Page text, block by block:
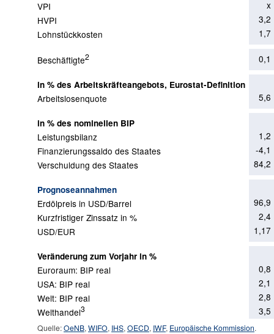
VPI
x
HVPI
3,2
Lohnstückkosten
1,7
Beschäftigte2 0,1
in % des Arbeitskräfteangebots, Eurostat-Definition
Arbeitslosenquote 5,6
in % des nominellen BIP
Leistungsbilanz
1,2
Finanzierungssaldo des Staates
-4,1
Verschuldung des Staates
84,2
Prognoseannahmen
Erdölpreis in USD/Barrel
96,9
Kurzfristiger Zinssatz in %
2,4
USD/EUR
1,17
Veränderung zum Vorjahr in %
Euroraum: BIP real
0,8
USA: BIP real
2,1
Welt: BIP real
2,8
Welthandel3 3,5
Quelle:OeNB, WIFO, IHS, OECD, IWF, Europäische Kommission.